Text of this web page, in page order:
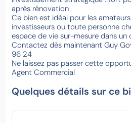
après rénovation
Ce bien est idéal pour les
investisseurs ou toute personne
espace de vie sur-mesure dans un
Contactez dès maintenant Guy
96 24
Ne laissez pas passer cette
Agent Commercial
Quelques détails sur ce